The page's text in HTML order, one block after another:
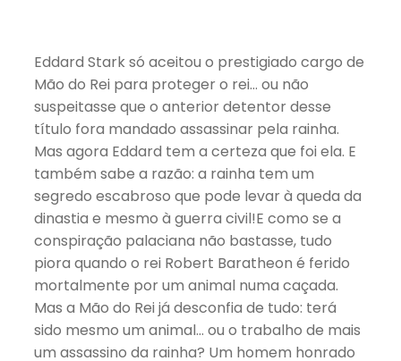
Eddard Stark só aceitou o prestigiado cargo de
Mão do Rei para proteger o rei… ou não
suspeitasse que o anterior detentor desse
título fora mandado assassinar pela rainha.
Mas agora Eddard tem a certeza que foi ela. E
também sabe a razão: a rainha tem um
segredo escabroso que pode levar à queda da
dinastia e mesmo à guerra civil!E como se a
conspiração palaciana não bastasse, tudo
piora quando o rei Robert Baratheon é ferido
mortalmente por um animal numa caçada.
Mas a Mão do Rei já desconfia de tudo: terá
sido mesmo um animal… ou o trabalho de mais
um assassino da rainha? Um homem honrado